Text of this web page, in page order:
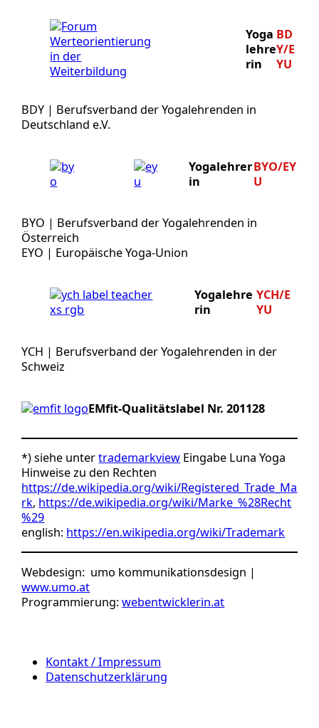
Yoga
lehre
rin
BD
Y/E
YU
BDY | Berufsverband der Yogalehrenden in
Deutschland e.V.
Yogalehrer
in
BYO/EY
U
BYO | Berufsverband der Yogalehrenden in
Österreich
EYO | Europäische Yoga-Union
Yogalehre
rin
YCH/E
YU
YCH | Berufsverband der Yogalehrenden in der
Schweiz
EMfit-Qualitätslabel Nr. 201128
*) siehe untertrademarkview Eingabe Luna Yoga
Hinweise zu den Rechten
https://de.wikipedia.org/wiki/Registered_Trade_Ma
rk, https://de.wikipedia.org/wiki/Marke_%28Recht
%29
english: https://en.wikipedia.org/wiki/Trademark
Webdesign: umo kommunikationsdesign |
www.umo.at
Programmierung:webentwicklerin.at
Kontakt / Impressum
Datenschutzerklärung